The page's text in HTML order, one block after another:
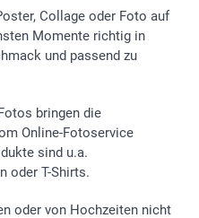
Collage oder Foto auf
Momente richtig in
und passend zu
bringen die
Online-Fotoservice
sind u.a.
oder T-Shirts.
oder von Hochzeiten nicht